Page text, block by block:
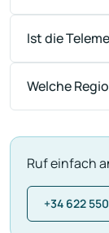
Ist die
Welche
Ruf einfach
+34 622